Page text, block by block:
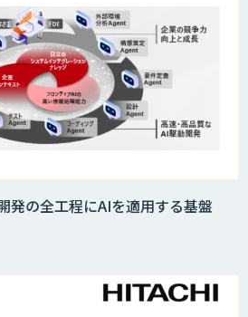
発の全工程にAIを適用する基盤